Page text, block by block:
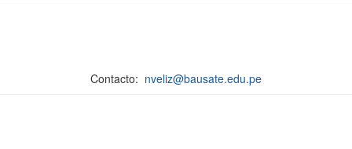
Contacto: nveliz@bausate.edu.pe